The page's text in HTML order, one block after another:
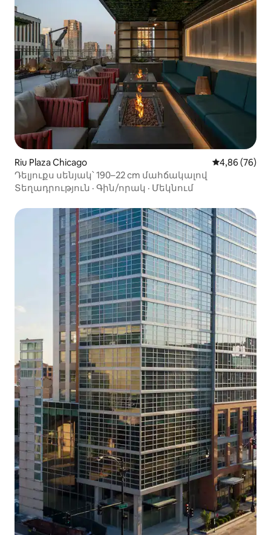
Riu Plaza Chicago Միջին
4,86 (76)
Դելյուքս սենյակ՝ 190–22 cm մահճակալով
Տեղադրություն · Գին/որակ · Մեկնում